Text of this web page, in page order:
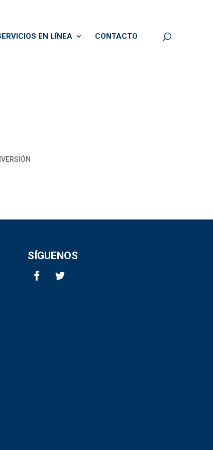
EN LÍNEA CONTACTO
SÍGUENOS